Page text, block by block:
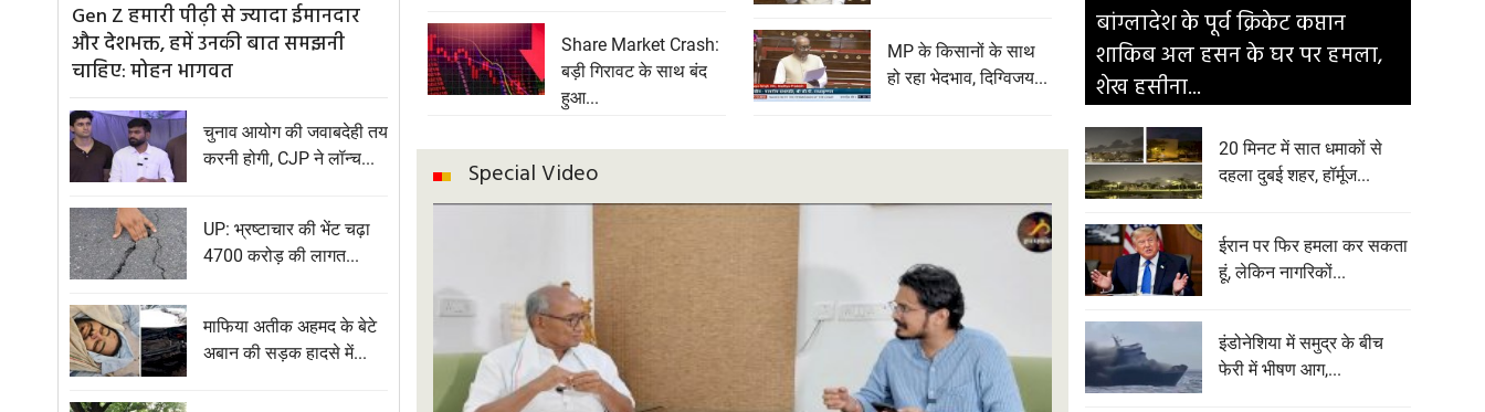
Gen Z हमारी पीढ़ी से ज्यादा ईमानदार
और देशभक्त, हमें उनकी बात समझनी
चाहिए: मोहन भागवत
चुनाव आयोग की जवाबदेही तय
करनी होगी, CJP ने लॉन्च...
UP: भ्रष्टाचार की भेंट चढ़ा
4700 करोड़ की लागत...
माफिया अतीक अहमद के बेटे
अबान की सड़क हादसे में...
Share Market Crash:
बड़ी गिरावट के साथ बंद
हुआ...
MP के किसानों के साथ
हो रहा भेदभाव, दिग्विजय...
Special Video
बांग्लादेश के पूर्व क्रिकेट कप्तान
शाकिब अल हसन के घर पर हमला,
शेख हसीना...
20 मिनट में सात धमाकों से
दहला दुबई शहर, हॉर्मूज...
ईरान पर फिर हमला कर सकता
हूं, लेकिन नागरिकों...
इंडोनेशिया में समुद्र के बीच
फेरी में भीषण आग,...